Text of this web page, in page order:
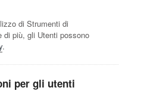
di Strumenti di
di più, gli Utenti possono
.
per gli utenti